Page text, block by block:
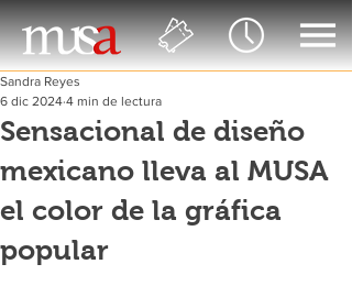
Sensacional de diseño
mexicano lleva al MUSA
el color de la gráfica
popular
Sandra Reyes
6 dic 2024 4 min de lectura